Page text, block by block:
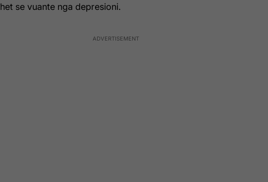
se vuante nga depresioni.